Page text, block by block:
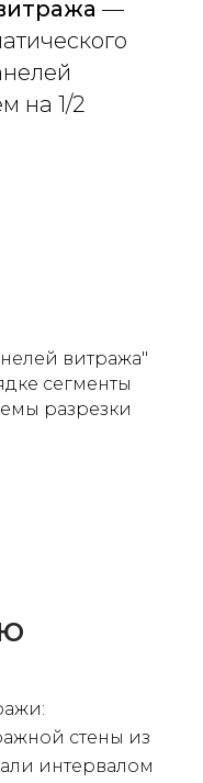
—
на 1/2
витража"
сегменты
разрезки
стены из
интервалом